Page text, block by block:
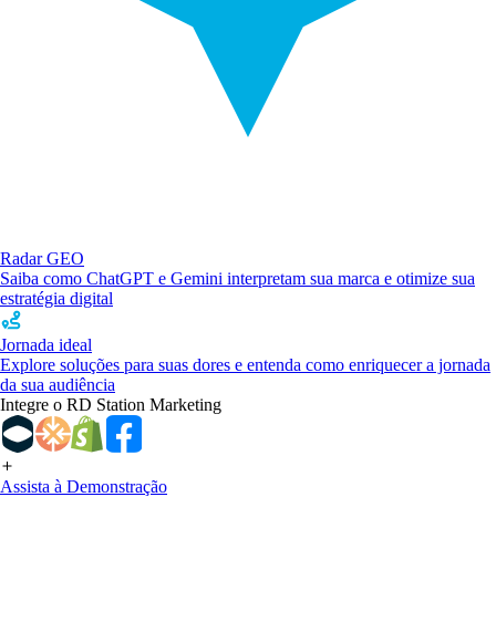
Radar GEO
Saiba como ChatGPT e Gemini interpretam sua marca e otimize sua
estratégia digital
Jornada ideal
Explore soluções para suas dores e entenda como enriquecer a jornada
da sua audiência
Integre o RD Station Marketing
Assista à Demonstração